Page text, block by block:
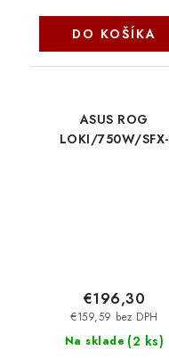
DO KOŠÍKA
ASUS ROG
LOKI/750W/SFX-
Na sklade (2 ks)
€159,59 bez DPH
€196,30